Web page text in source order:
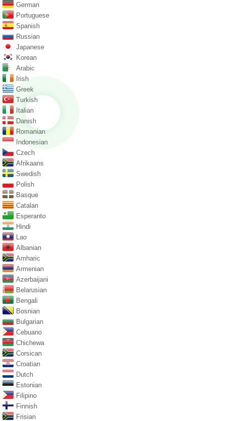
German
Portuguese
Spanish
Russian
Japanese
Korean
Arabic
Irish
Greek
Turkish
Italian
Danish
Romanian
Indonesian
Czech
Afrikaans
Swedish
Polish
Basque
Catalan
Esperanto
Hindi
Lao
Albanian
Amharic
Armenian
Azerbaijani
Belarusian
Bengali
Bosnian
Bulgarian
Cebuano
Chichewa
Corsican
Croatian
Dutch
Estonian
Filipino
Finnish
Frisian